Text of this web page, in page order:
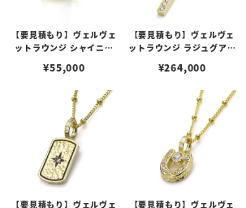
【要見積もり】ヴェルヴェ
ットラウンジ シャイニー
ヤモンド
¥55,000
【要見積もり】ヴェルヴェ
ットラウンジ ラジュグアリ
ダイヤモンド
¥264,000
【要見積もり】ヴェルヴェ
【要見積もり】ヴェルヴェ